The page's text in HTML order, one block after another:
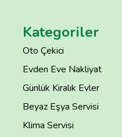
Kategoriler
Oto Çekici
Evden Eve Nakliyat
Günlük Kiralık Evler
Beyaz Eşya Servisi
Klima Servisi